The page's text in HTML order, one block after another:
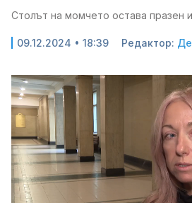
Столът на момчето остава празен
09.12.2024 • 18:39 Редактор: